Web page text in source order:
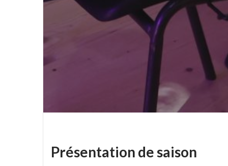
Présentation de saison